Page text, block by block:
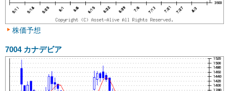
株価予想
7004 カナデビア